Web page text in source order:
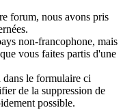
forum, nous avons pris
non-francophone, mais
vous faites partis d'une
dans le formulaire ci
de la suppression de
possible.